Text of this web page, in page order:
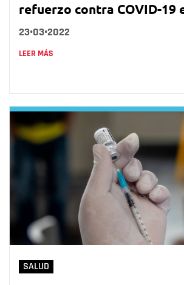
refuerzo contra COVID-19
23•03•2022
LEER MÁS
SALUD